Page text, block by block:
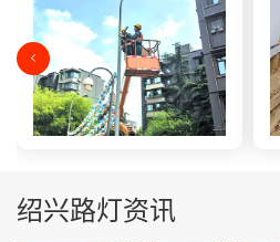
绍兴路灯资讯